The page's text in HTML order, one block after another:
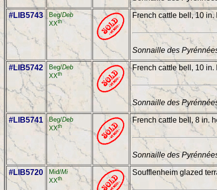
#LIB5743 Beg/Deb
XXth
French cattle bell, 10 in.
Sonnaille des
#LIB5742 Beg/Deb
XXth
French cattle bell, 10 in.
Sonnaille des
#LIB5741 Beg/Deb
XXth
French cattle bell, 8 in.
Sonnaille des
#LIB5720 Mid/Mi
XXth
Soufflenheim glazed